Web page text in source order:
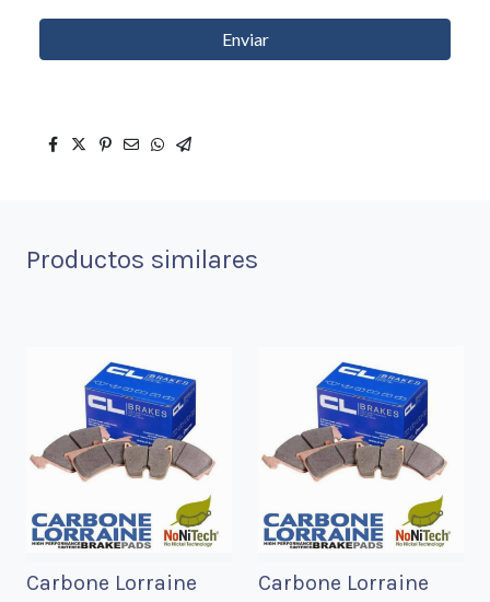
Enviar
Productos similares
Carbone Lorraine
Carbone Lorraine